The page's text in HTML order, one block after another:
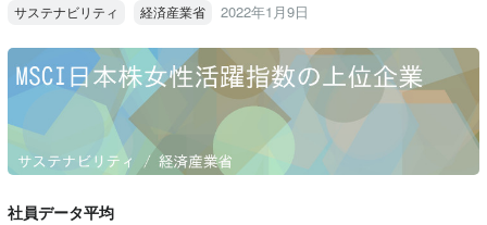
サステナビリティ 経済産業省 2022年1月9日
社員データ平均